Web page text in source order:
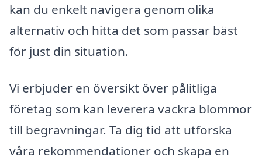
kan du enkelt navigera genom olika
alternativ och hitta det som passar bäst
för just din situation.
Vi erbjuder en översikt över pålitliga
företag som kan leverera vackra blommor
till begravningar. Ta dig tid att utforska
våra rekommendationer och skapa en